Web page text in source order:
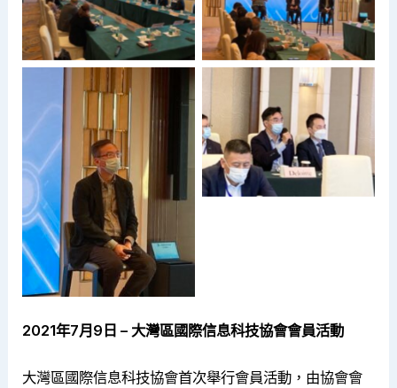
2021年7月 9 日 – 大灣區國際信息科技協會會員活動
大灣區國際信息科技協會首次舉行會員活動，由協會會